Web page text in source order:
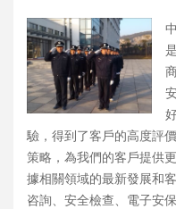
驗，得到了客戶的高度評
策略，為我們的客戶提供
據相關領域的最新發展和
咨詢、安全檢查、電子安